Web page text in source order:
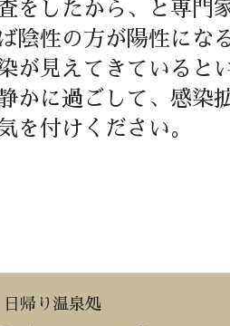
をしたから、と専門
陰性の方が陽性にな
が見えてきていると
かに過ごして、感染
を付けください。
帰り温泉処